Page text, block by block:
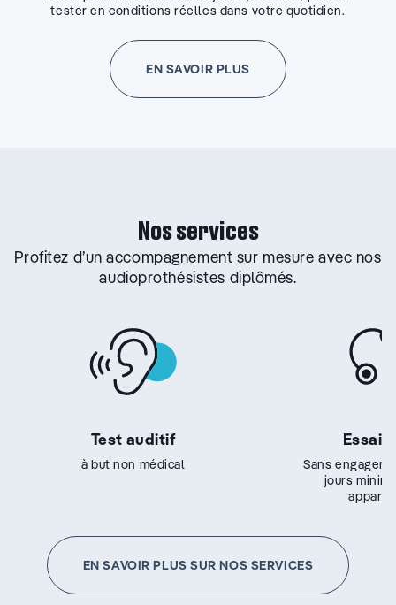
tester en conditions réelles dans votre quotidien.
EN SAVOIR PLUS
Nos services
Profitez d’un accompagnement sur mesure avec nos
audioprothésistes diplômés.
Test auditif
à but non médical
Essai
Sans
jours
EN SAVOIR PLUS SUR NOS SERVICES